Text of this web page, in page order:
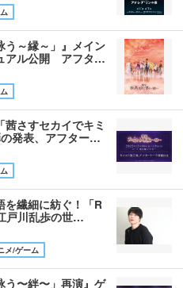
う～縁～」』メイン
アル公開 アフタ…
さすセカイでキミ
発表、アフター…
を繊細に紡ぐ！「R
戸川乱歩の世…
メ/ゲーム
う〜絆〜」再演』ゲ